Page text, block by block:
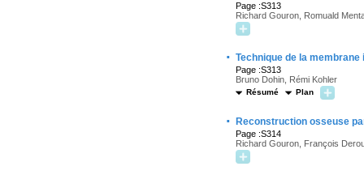
Page :S313
Richard Gouron, Romuald
· Technique de la
Page :S313
Bruno Dohin, Rémi Kohler
Résumé Plan
· Reconstruction osseuse
Page :S314
Richard Gouron, François